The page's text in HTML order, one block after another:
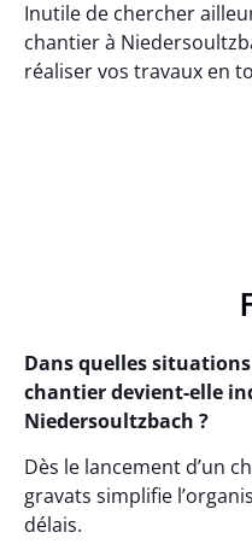
Inutile de chercher
chantier à
réaliser vos travaux en
Dans quelles
chantier devient-elle
Niedersoultzbach ?
Dès le lancement d’un
gravats simplifie
délais.